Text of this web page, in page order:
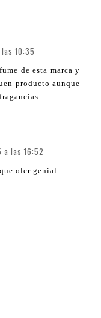
10:35
de esta marca y
producto aunque
a las 16:52
oler genial